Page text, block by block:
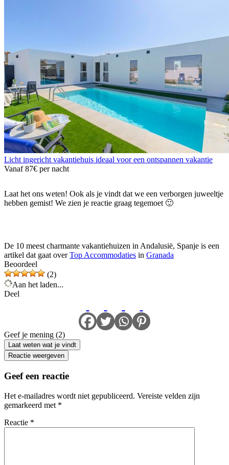
Licht ingericht vakantiehuis ideaal voor een ontspannen vakantie
Vanaf87€ per nacht
Laat het ons weten! Ook als je vindt dat we een verborgen juweeltje
hebben gemist! We zien je reactie graag tegemoet 🙂
De 10 meest charmante vakantiehuizen in Andalusië, Spanje is een
artikel dat gaat overTop Accommodaties in Granada
Beoordeel
(2)
Aan het laden...
Deel
Geef je mening (2)
Laat weten wat je vindt
Reactie weergeven
Geef een reactie
Het e-mailadres wordt niet gepubliceerd. Vereiste velden zijn
gemarkeerd met *
Reactie *